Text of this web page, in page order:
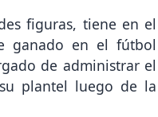
figuras, tiene en el
ganado en el fútbol
de administrar el
plantel luego de la